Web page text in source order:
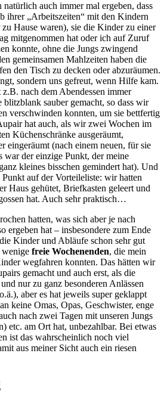
natürlich auch immer mal ergeben, dass
ihrer „Arbeitszeiten“ mit den Kindern
Hause waren), sie die Kinder zu einer
mitgenommen hat oder ich auf Zuruf
konnte, ohne die Jungs zwingend
gemeinsamen Mahlzeiten haben die
den Tisch zu decken oder abzuräumen.
sondern uns gefreut, wenn Hilfe kam.
nach dem Abendessen immer
sauber gemacht, so dass wir
verschwinden konnten, um sie bettfertig
hat auch, als wir zwei Wochen im
Küchenschränke ausgeräumt,
eingeräumt (nach einem neuen, für sie
war der einzige Punkt, der meine
kleines bisschen gemindert hat). Und
auf der Vorteileliste: wir hatten
Haus gehütet, Briefkasten geleert und
hat. Auch sehr praktisch…
hatten, was sich aber je nach
ergeben hat – insbesondere zum Ende
Kinder und Abläufe schon sehr gut
wenige freie Wochenenden, die mein
wegfahren konnten. Das hätten wir
gemacht und auch erst, als die
nur zu ganz besonderen Anlässen
aber es hat jeweils super geklappt
keine Omas, Opas, Geschwister, enge
nach zwei Tagen mit unseren Jungs
etc. am Ort hat, unbezahlbar. Bei etwas
ist das wahrscheinlich noch viel
aus meiner Sicht auch ein riesen